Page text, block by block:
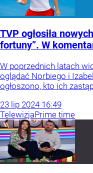
TVP ogłosiła
fortuny”. W
W poprzednich latach
oglądać Norbiego i
ogłoszono, kto ich
23 lip 2024 16:49
TelewizjaPrime time